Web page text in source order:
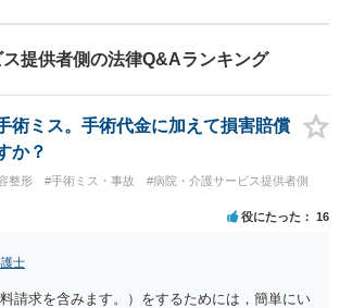
え全力で実行します。まずは
ご相談ください。
提供者側の法律Q&Aランキング
術ミス。手術代金に加えて損害賠償
か？
整形 #手術ミス・事故
#病院・介護サービス提供者側
役にたった 16
士
請求を含みます。）をするためには，簡単にい